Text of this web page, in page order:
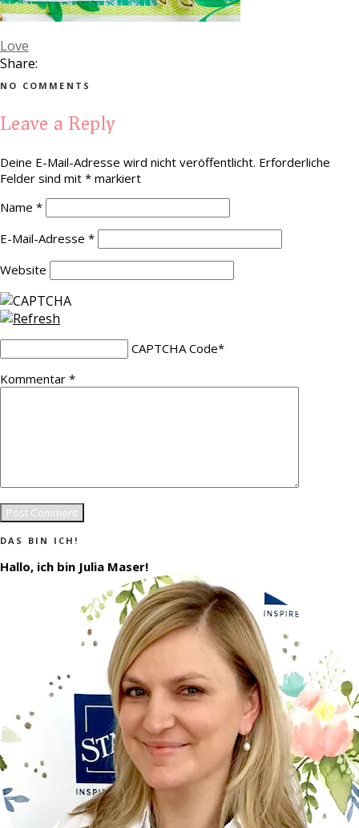
Love
Share:
NO COMMENTS
Leave a Reply
Deine E-Mail-Adresse wird nicht veröffentlicht. Erforderliche
Felder sind mit * markiert
Name *
E-Mail-Adresse *
Website
CAPTCHA Code*
Kommentar *
DAS BIN ICH!
Hallo, ich bin Julia Maser!